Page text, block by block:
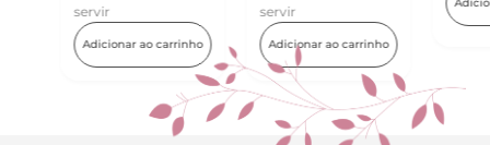
servir
Adicionar ao carrinho
Adicionar ao carrinho